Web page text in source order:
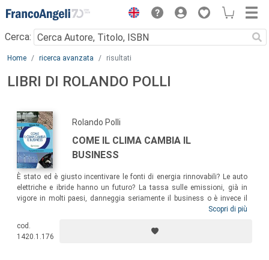
Menu
Cerca:
Main content
Home ricerca avanzata risultati
LIBRI DI ROLANDO POLLI
Rolando Polli
COME IL CLIMA CAMBIA IL
BUSINESS
È stato ed è giusto incentivare le fonti di energia rinnovabili? Le auto
elettriche e ibride hanno un futuro? La tassa sulle emissioni, già in
vigore in molti paesi, danneggia seriamente il business o è invece il
modo giusto per calcolare i costi? Le misure per aumentare l’efficienza
nella convinzione che l’impatto diretto e indiretto dei cambiamenti
climatici sul business sia molto superiore a quello che si pensa
Scopri di più
cod.
1420.1.176